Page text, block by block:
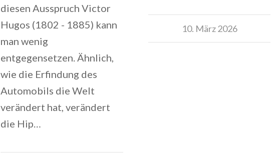
diesen Ausspruch Victor
Hugos (1802 - 1885) kann
man wenig
entgegensetzen. Ähnlich,
wie die Erfindung des
Automobils die Welt
verändert hat, verändert
die Hip…
10. März 2026